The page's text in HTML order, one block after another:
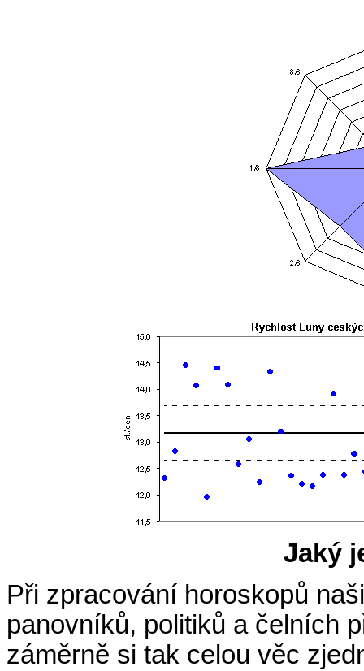
Jaký
Při zpracování horoskopů
panovníků, politiků a čelních
záměrně si tak celou věc